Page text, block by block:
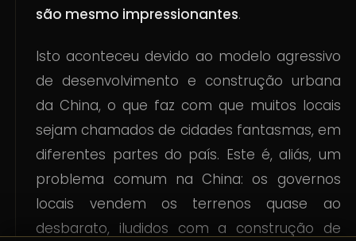
são mesmo impressionantes.
Isto aconteceu devido ao modelo agressivo
de desenvolvimento e construção urbana
da China, o que faz com que muitos locais
sejam chamados de cidades fantasmas, em
diferentes partes do país. Este é, aliás, um
problema comum na China: os governos
locais vendem os terrenos quase ao
desbarato, iludidos com a construção de